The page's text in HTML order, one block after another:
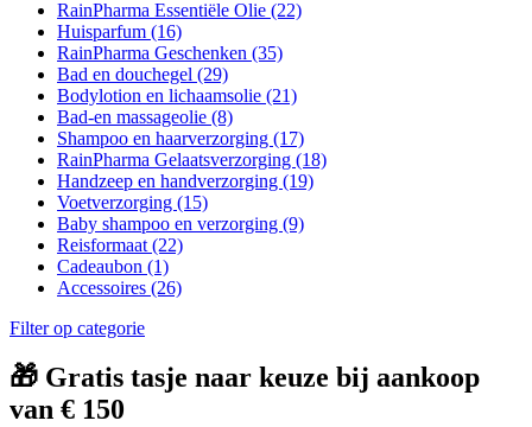
RainPharma Essentiële Olie (22)
Huisparfum (16)
RainPharma Geschenken (35)
Bad en douchegel (29)
Bodylotion en lichaamsolie (21)
Bad-en massageolie (8)
Shampoo en haarverzorging (17)
RainPharma Gelaatsverzorging (18)
Handzeep en handverzorging (19)
Voetverzorging (15)
Baby shampoo en verzorging (9)
Reisformaat (22)
Cadeaubon (1)
Accessoires (26)
Filter op categorie
🎁 Gratis tasje naar keuze bij aankoop
van € 150